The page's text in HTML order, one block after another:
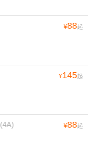
¥88起
¥145起
(4A) ¥88起